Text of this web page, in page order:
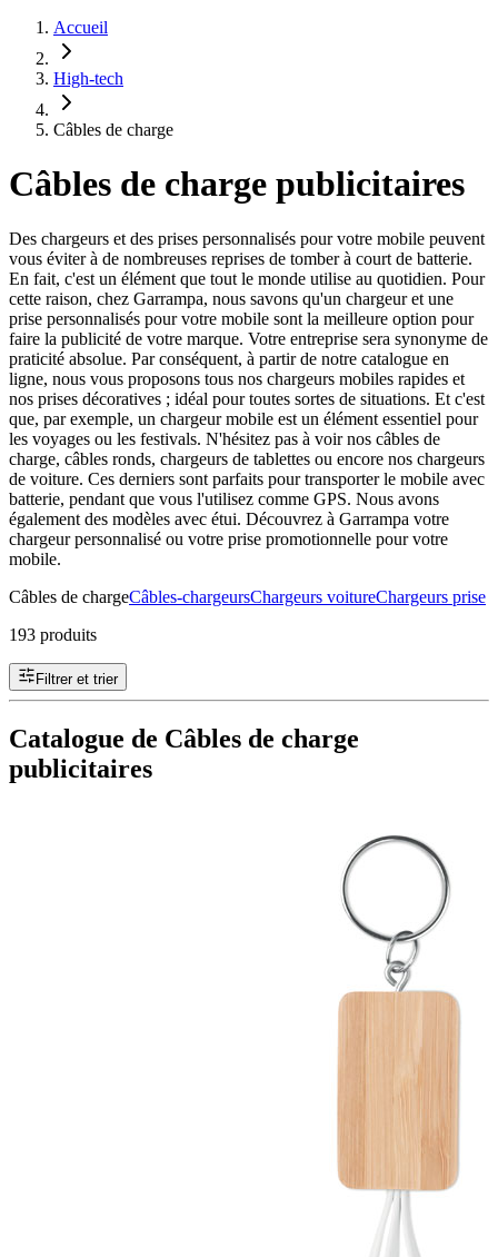
Accueil
High-tech
Câbles de charge
Câbles de charge publicitaires
Des chargeurs et des prises personnalisés pour votre mobile peuvent
vous éviter à de nombreuses reprises de tomber à court de batterie.
En fait, c'est un élément que tout le monde utilise au quotidien. Pour
cette raison, chez Garrampa, nous savons qu'un chargeur et une
prise personnalisés pour votre mobile sont la meilleure option pour
faire la publicité de votre marque. Votre entreprise sera synonyme de
praticité absolue. Par conséquent, à partir de notre catalogue en
ligne, nous vous proposons tous nos chargeurs mobiles rapides et
nos prises décoratives ; idéal pour toutes sortes de situations. Et c'est
que, par exemple, un chargeur mobile est un élément essentiel pour
les voyages ou les festivals. N'hésitez pas à voir nos câbles de
charge, câbles ronds, chargeurs de tablettes ou encore nos chargeurs
de voiture. Ces derniers sont parfaits pour transporter le mobile avec
batterie, pendant que vous l'utilisez comme GPS. Nous avons
également des modèles avec étui. Découvrez à Garrampa votre
chargeur personnalisé ou votre prise promotionnelle pour votre
mobile.
Câbles de chargeCâbles-chargeursChargeurs voitureChargeurs prise
193 produits
Filtrer et trier
Catalogue de Câbles de charge
publicitaires